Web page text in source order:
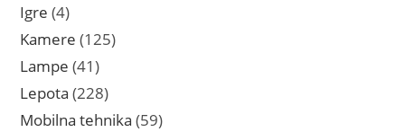
Igre 44
proizvoda
Kamere 125125
Lampe 4141
proizvod
Lepota 228228
proizvoda
Mobilna tehnika 5959